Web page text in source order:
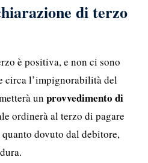
di terzo
è positiva, e non ci sono
circa l’impignorabilità del
un provvedimento di
ordinerà al terzo di pagare
dovuto dal debitore,